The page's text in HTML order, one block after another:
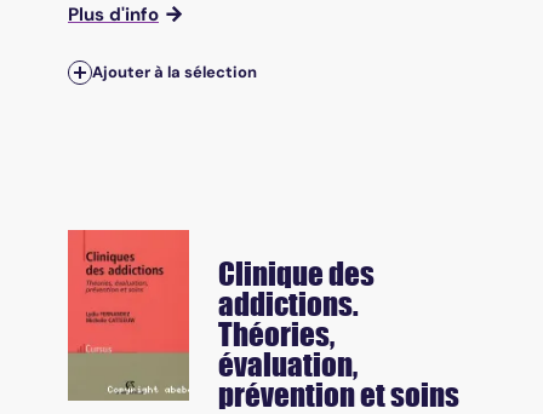
Plus d'info
Ajouter à la sélection
Clinique des
addictions.
Théories,
évaluation,
prévention et soins